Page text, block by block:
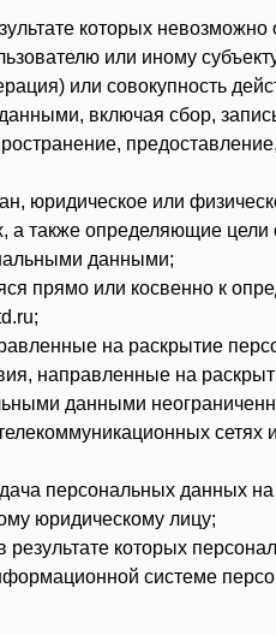
которых
или иному
или совокупность
включая сбор,
юридическое или
также определяющие
данными;
прямо или косвенно к
на раскрытие
направленные на
данными
персональных данных на
юридическому лицу;
которых
системе